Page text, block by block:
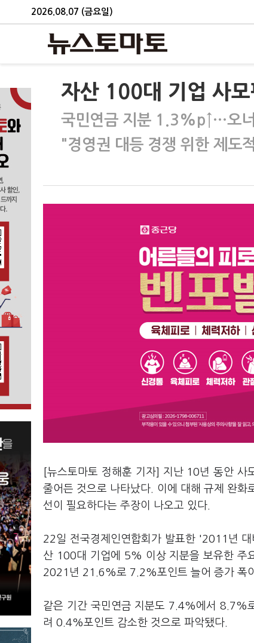
2026.08.07 (금요일)
자산 100대 기업 사
국민연금 지분 1.3%p↑…오
"경영권 대등 경쟁 위한 제도
[뉴스토마토 정해훈 기자] 지난 10년 동안 사
줄어든 것으로 나타났다. 이에 대해 규제 완화
선이 필요하다는 주장이 나오고 있다.
22일 전국경제인연합회가 발표한 '2011년
산 100대 기업에 5% 이상 지분을 보유한 주
2021년 21.6%로 7.2%포인트 늘어 증가 폭
같은 기간 국민연금 지분도 7.4%에서 8.7%
려 0.4%포인트 감소한 것으로 파악됐다.